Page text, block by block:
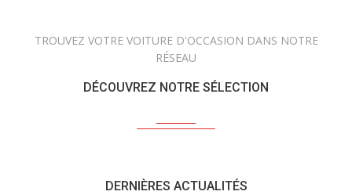
TROUVEZ VOTRE VOITURE D'OCCASION DANS NOTRE
RÉSEAU
DÉCOUVREZ NOTRE SÉLECTION
DERNIÈRES ACTUALITÉS